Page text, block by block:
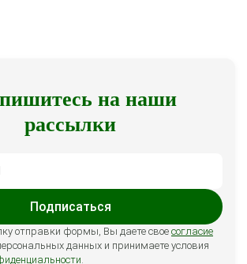
на наши
рассылки
Подписаться
отправки формы, Вы даете свое согласие
данных и принимаете условия
.